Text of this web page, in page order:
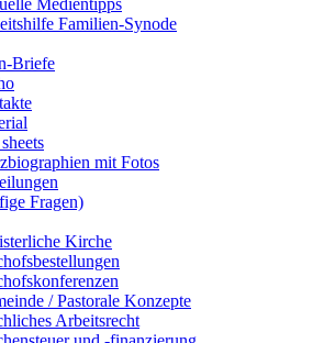
Medientipps
Familien-Synode
Briefe
mit Fotos
Fragen)
Kirche
/ Pastorale Konzepte
Arbeitsrecht